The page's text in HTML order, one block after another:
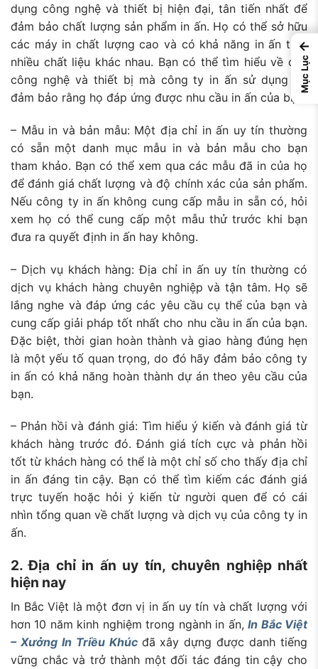
dụng công nghệ và thiết bị hiện đại, tân tiến nhất để
đảm bảo chất lượng sản phẩm in ấn. Họ có thể sở hữu
các máy in chất lượng cao và có khả năng in ấn trên
nhiều chất liệu khác nhau. Bạn có thể tìm hiểu về các
công nghệ và thiết bị mà công ty in ấn sử dụng để
đảm bảo rằng họ đáp ứng được nhu cầu in ấn của bạn.
– Mẫu in và bản mẫu: Một địa chỉ in ấn uy tín thường
có sẵn một danh mục mẫu in và bản mẫu cho bạn
tham khảo. Bạn có thể xem qua các mẫu đã in của họ
để đánh giá chất lượng và độ chính xác của sản phẩm.
Nếu công ty in ấn không cung cấp mẫu in sẵn có, hỏi
xem họ có thể cung cấp một mẫu thử trước khi bạn
đưa ra quyết định in ấn hay không.
– Dịch vụ khách hàng: Địa chỉ in ấn uy tín thường có
dịch vụ khách hàng chuyên nghiệp và tận tâm. Họ sẽ
lắng nghe và đáp ứng các yêu cầu cụ thể của bạn và
cung cấp giải pháp tốt nhất cho nhu cầu in ấn của bạn.
Đặc biệt, thời gian hoàn thành và giao hàng đúng hẹn
là một yếu tố quan trọng, do đó hãy đảm bảo công ty
in ấn có khả năng hoàn thành dự án theo yêu cầu của
bạn.
– Phản hồi và đánh giá: Tìm hiểu ý kiến và đánh giá từ
khách hàng trước đó. Đánh giá tích cực và phản hồi
tốt từ khách hàng có thể là một chỉ số cho thấy địa chỉ
in ấn đáng tin cậy. Bạn có thể tìm kiếm các đánh giá
trực tuyến hoặc hỏi ý kiến từ người quen để có cái
nhìn tổng quan về chất lượng và dịch vụ của công ty in
ấn.
2. Địa chỉ in ấn uy tín, chuyên nghiệp nhất
hiện nay
In Bắc Việt là một đơn vị in ấn uy tín và chất lượng với
hơn 10 năm kinh nghiệm trong ngành in ấn,In Bắc Việt
– Xưởng In Triều Khúc đã xây dựng được danh tiếng
vững chắc và trở thành một đối tác đáng tin cậy cho
←
Mục Lục